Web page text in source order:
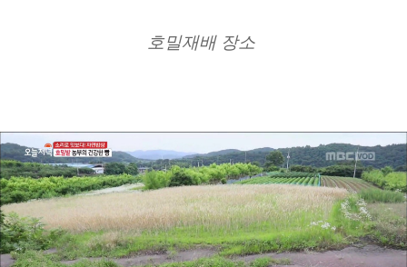
호밀재배 장소